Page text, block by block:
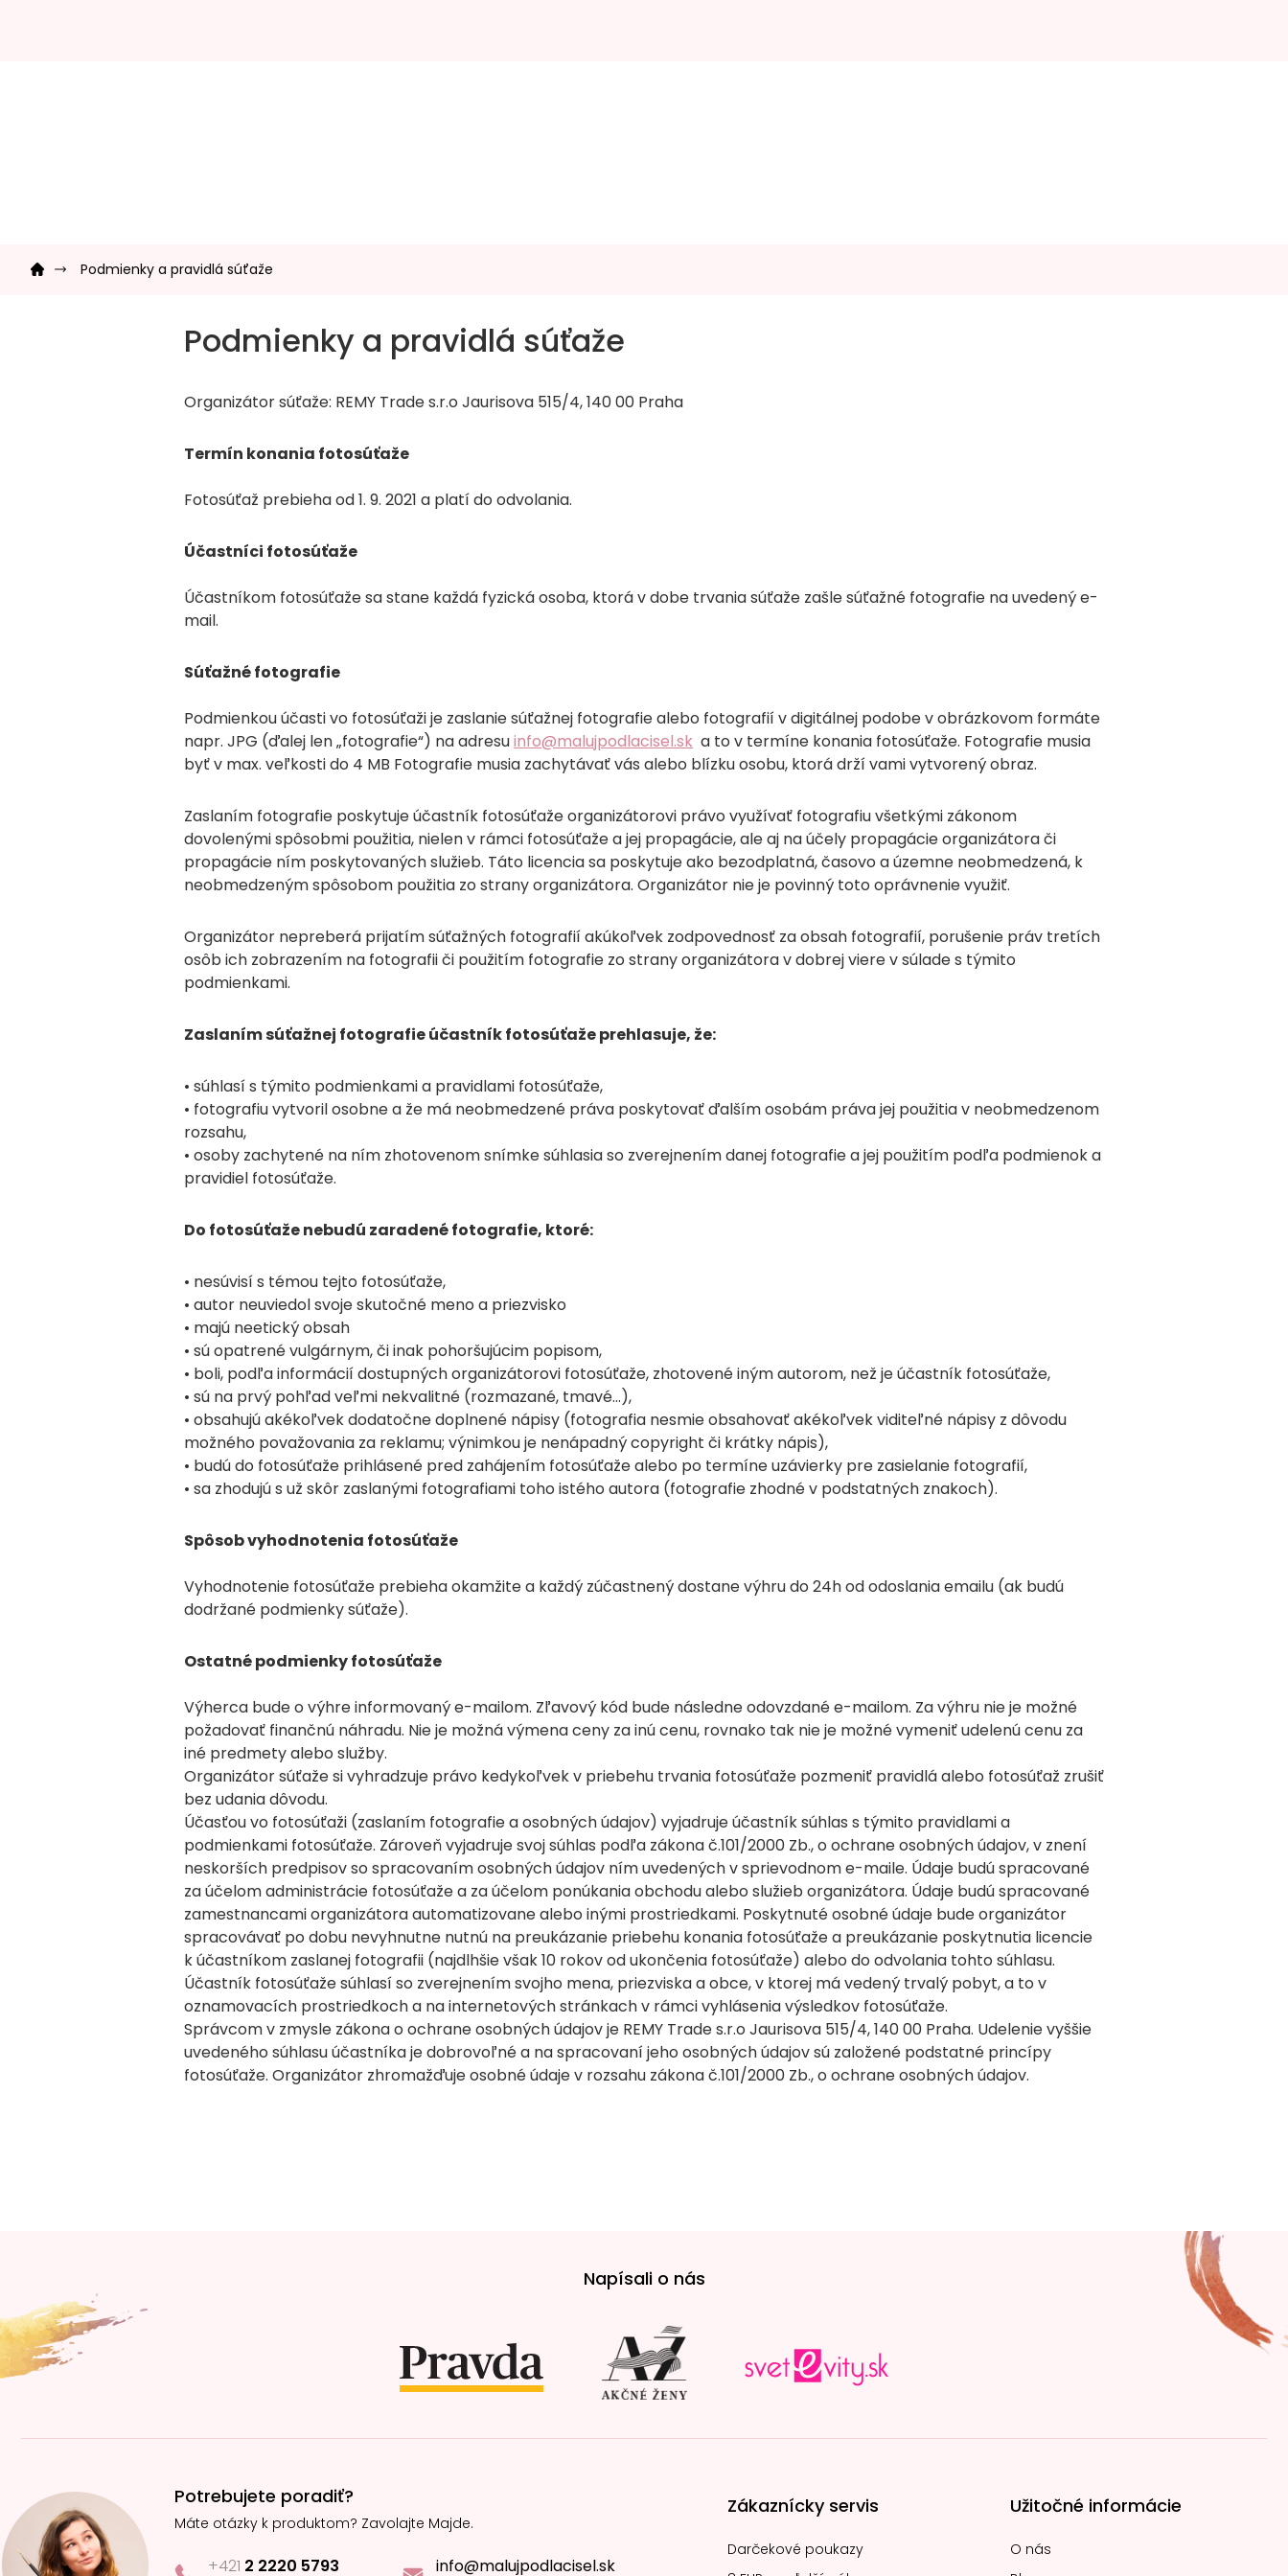
Domov Podmienky a pravidlá súťaže
Podmienky a pravidlá súťaže
Organizátor súťaže: REMY Trade s.r.o Jaurisova 515/4, 140 00 Praha
Termín konania fotosúťaže
Fotosúťaž prebieha od 1. 9. 2021 a platí do odvolania.
Účastníci fotosúťaže
Účastníkom fotosúťaže sa stane každá fyzická osoba, ktorá v dobe trvania súťaže zašle súťažné fotografie na uvedený e-
mail.
Súťažné fotografie
Podmienkou účasti vo fotosúťaži je zaslanie súťažnej fotografie alebo fotografií v digitálnej podobe v obrázkovom formáte
napr. JPG (ďalej len „fotografie“) na adresuinfo@malujpodlacisel.sk a to v termíne konania fotosúťaže. Fotografie musia
byť v max. veľkosti do 4 MB Fotografie musia zachytávať vás alebo blízku osobu, ktorá drží vami vytvorený obraz.
Zaslaním fotografie poskytuje účastník fotosúťaže organizátorovi právo využívať fotografiu všetkými zákonom
dovolenými spôsobmi použitia, nielen v rámci fotosúťaže a jej propagácie, ale aj na účely propagácie organizátora či
propagácie ním poskytovaných služieb. Táto licencia sa poskytuje ako bezodplatná, časovo a územne neobmedzená, k
neobmedzeným spôsobom použitia zo strany organizátora. Organizátor nie je povinný toto oprávnenie využiť.
Organizátor nepreberá prijatím súťažných fotografií akúkoľvek zodpovednosť za obsah fotografií, porušenie práv tretích
osôb ich zobrazením na fotografii či použitím fotografie zo strany organizátora v dobrej viere v súlade s týmito
podmienkami.
Zaslaním súťažnej fotografie účastník fotosúťaže prehlasuje, že:
• súhlasí s týmito podmienkami a pravidlami fotosúťaže,
• fotografiu vytvoril osobne a že má neobmedzené práva poskytovať ďalším osobám práva jej použitia v neobmedzenom
rozsahu,
• osoby zachytené na ním zhotovenom snímke súhlasia so zverejnením danej fotografie a jej použitím podľa podmienok a
pravidiel fotosúťaže.
Do fotosúťaže nebudú zaradené fotografie, ktoré:
• nesúvisí s témou tejto fotosúťaže,
• autor neuviedol svoje skutočné meno a priezvisko
• majú neetický obsah
• sú opatrené vulgárnym, či inak pohoršujúcim popisom,
• boli, podľa informácií dostupných organizátorovi fotosúťaže, zhotovené iným autorom, než je účastník fotosúťaže,
• sú na prvý pohľad veľmi nekvalitné (rozmazané, tmavé...),
• obsahujú akékoľvek dodatočne doplnené nápisy (fotografia nesmie obsahovať akékoľvek viditeľné nápisy z dôvodu
možného považovania za reklamu; výnimkou je nenápadný copyright či krátky nápis),
• budú do fotosúťaže prihlásené pred zahájením fotosúťaže alebo po termíne uzávierky pre zasielanie fotografií,
• sa zhodujú s už skôr zaslanými fotografiami toho istého autora (fotografie zhodné v podstatných znakoch).
Spôsob vyhodnotenia fotosúťaže
Vyhodnotenie fotosúťaže prebieha okamžite a každý zúčastnený dostane výhru do 24h od odoslania emailu (ak budú
dodržané podmienky súťaže).
Ostatné podmienky fotosúťaže
Výherca bude o výhre informovaný e-mailom. Zľavový kód bude následne odovzdané e-mailom. Za výhru nie je možné
požadovať finančnú náhradu. Nie je možná výmena ceny za inú cenu, rovnako tak nie je možné vymeniť udelenú cenu za
iné predmety alebo služby.
Organizátor súťaže si vyhradzuje právo kedykoľvek v priebehu trvania fotosúťaže pozmeniť pravidlá alebo fotosúťaž zrušiť
bez udania dôvodu.
Účasťou vo fotosúťaži (zaslaním fotografie a osobných údajov) vyjadruje účastník súhlas s týmito pravidlami a
podmienkami fotosúťaže. Zároveň vyjadruje svoj súhlas podľa zákona č.101/2000 Zb., o ochrane osobných údajov, v znení
neskorších predpisov so spracovaním osobných údajov ním uvedených v sprievodnom e-maile. Údaje budú spracované
za účelom administrácie fotosúťaže a za účelom ponúkania obchodu alebo služieb organizátora. Údaje budú spracované
zamestnancami organizátora automatizovane alebo inými prostriedkami. Poskytnuté osobné údaje bude organizátor
spracovávať po dobu nevyhnutne nutnú na preukázanie priebehu konania fotosúťaže a preukázanie poskytnutia licencie
k účastníkom zaslanej fotografii (najdlhšie však 10 rokov od ukončenia fotosúťaže) alebo do odvolania tohto súhlasu.
Účastník fotosúťaže súhlasí so zverejnením svojho mena, priezviska a obce, v ktorej má vedený trvalý pobyt, a to v
oznamovacích prostriedkoch a na internetových stránkach v rámci vyhlásenia výsledkov fotosúťaže.
Správcom v zmysle zákona o ochrane osobných údajov je REMY Trade s.r.o Jaurisova 515/4, 140 00 Praha. Udelenie vyššie
uvedeného súhlasu účastníka je dobrovoľné a na spracovaní jeho osobných údajov sú založené podstatné princípy
fotosúťaže. Organizátor zhromažďuje osobné údaje v rozsahu zákona č.101/2000 Zb., o ochrane osobných údajov.
t
i
e
Napísali o nás
Potrebujete poradiť?
Máte otázky k produktom? Zavolajte Majde.
+421 2 2220 5793 info@malujpodlacisel.sk
Zákaznícky servis
Darčekové poukazy
Užitočné informácie
O nás